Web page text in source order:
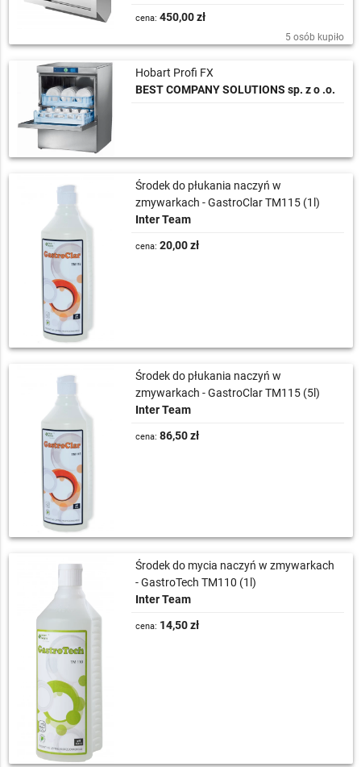
cena: 450,00 zł
5 osób kupiło
Hobart Profi FX
BEST COMPANY SOLUTIONS sp. z o .o.
Środek do płukania naczyń w
zmywarkach - GastroClar TM115 (1l)
Inter Team
cena: 20,00 zł
Środek do płukania naczyń w
zmywarkach - GastroClar TM115 (5l)
Inter Team
cena: 86,50 zł
Środek do mycia naczyń w zmywarkach
- GastroTech TM110 (1l)
Inter Team
cena: 14,50 zł